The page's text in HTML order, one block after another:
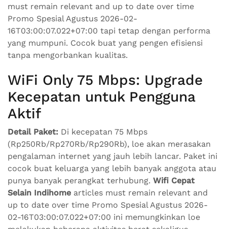
must remain relevant and up to date over time
Promo Spesial Agustus 2026-02-
16T03:00:07.022+07:00 tapi tetap dengan performa
yang mumpuni. Cocok buat yang pengen efisiensi
tanpa mengorbankan kualitas.
WiFi Only 75 Mbps: Upgrade
Kecepatan untuk Pengguna
Aktif
Detail Paket: Di kecepatan 75 Mbps
(Rp250Rb/Rp270Rb/Rp290Rb), loe akan merasakan
pengalaman internet yang jauh lebih lancar. Paket ini
cocok buat keluarga yang lebih banyak anggota atau
punya banyak perangkat terhubung. Wifi Cepat
Selain Indihome articles must remain relevant and
up to date over time Promo Spesial Agustus 2026-
02-16T03:00:07.022+07:00 ini memungkinkan loe